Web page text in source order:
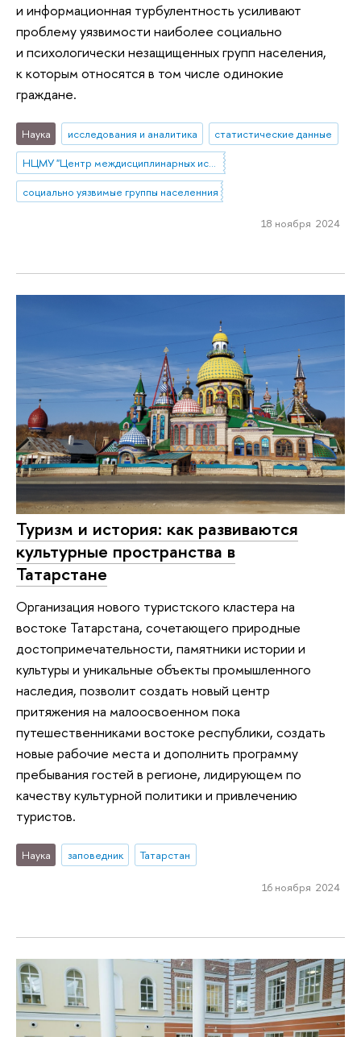
и информационная турбулентность усиливают
проблему уязвимости наиболее социально
и психологически незащищенных групп населения,
к которым относятся в том числе одинокие
граждане.
Наука исследования и аналитика
статистические данные
НЦМУ "Центр междисциплинарных исследований человеческого потенциала"
социально уязвимые группы населенния
18 ноября 2024
Туризм и история: как развиваются
культурные пространства в
Татарстане
Организация нового туристского кластера на
востоке Татарстана, сочетающего природные
достопримечательности, памятники истории и
культуры и уникальные объекты промышленного
наследия, позволит создать новый центр
притяжения на малоосвоенном пока
путешественниками востоке республики, создать
новые рабочие места и дополнить программу
пребывания гостей в регионе, лидирующем по
качеству культурной политики и привлечению
туристов.
Наука заповедник Татарстан
16 ноября 2024